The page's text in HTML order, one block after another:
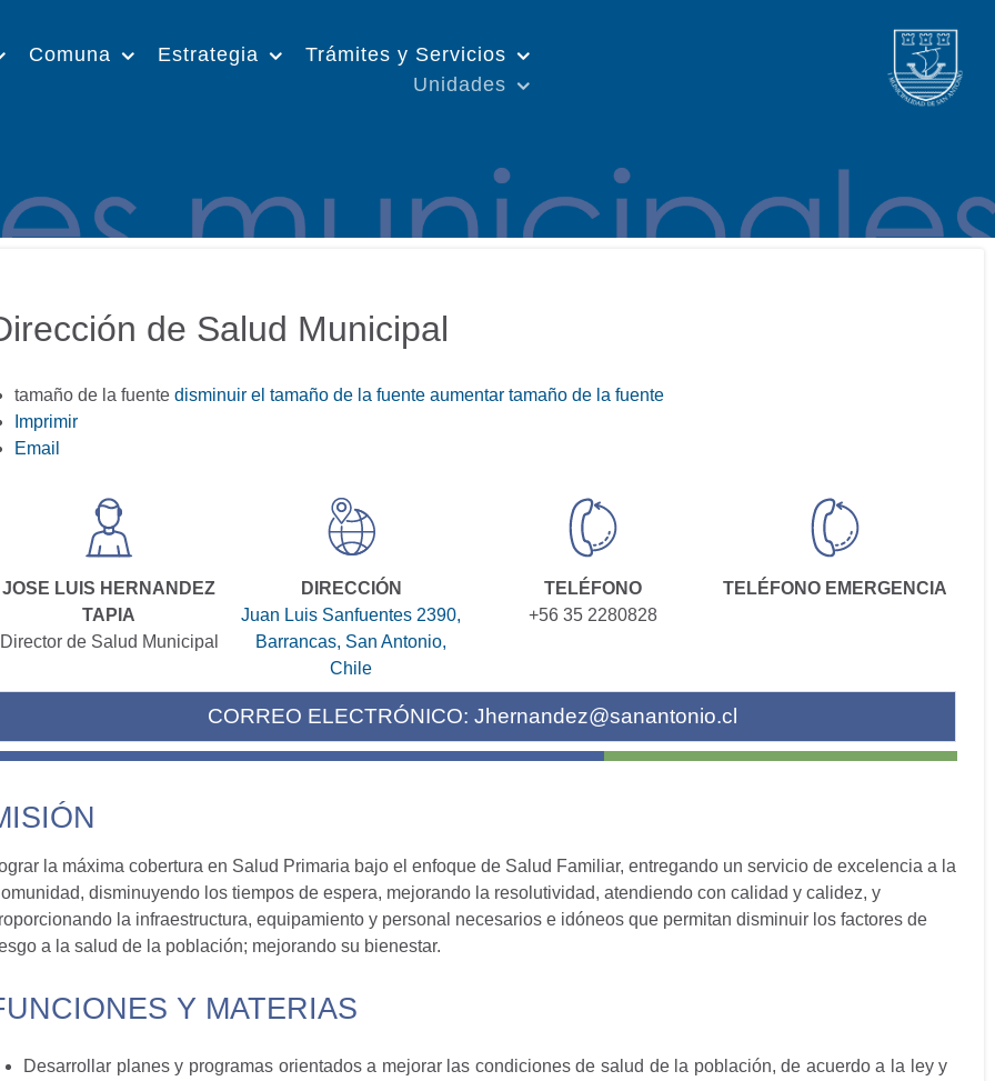
Comuna Estrategia
Trámites y Servicios
Unidades
de Salud Municipal
tamaño de la fuente disminuir el tamaño de la fuente aumentar tamaño de la fuente
Imprimir
Email
JOSE LUIS HERNANDEZ
TAPIA
Director de Salud Municipal
DIRECCIÓN
Juan Luis Sanfuentes 2390,
Barrancas, San Antonio,
Chile
TELÉFONO
+56 35 2280828
TELÉFONO EMERGENCIA
CORREO ELECTRÓNICO: Jhernandez@sanantonio.cl
la máxima cobertura en Salud Primaria bajo el enfoque de Salud Familiar, entregando un servicio de excelencia a la
disminuyendo los tiempos de espera, mejorando la resolutividad, atendiendo con calidad y calidez, y
la infraestructura, equipamiento y personal necesarios e idóneos que permitan disminuir los factores de
a la salud de la población; mejorando su bienestar.
Y MATERIAS
Desarrollar planes y programas orientados a mejorar las condiciones de salud de la población, de acuerdo a la ley y